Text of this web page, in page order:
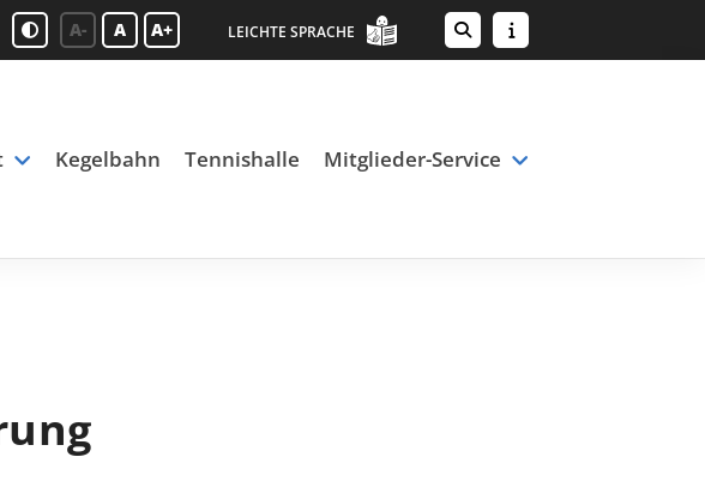
A- A A+ LEICHTE SPRACHE
Kegelbahn Tennishalle Mitglieder-Service